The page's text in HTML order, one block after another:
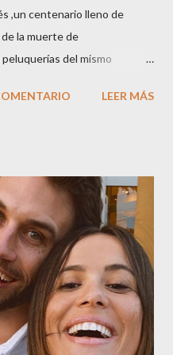
,un centenario lleno de
la muerte de
del mismo
hijas Carolina (CEO
días Carol Pagés nos
Actualida Rosa en RCE
todos los jueves de 17 a 18
Pagés La cita ,en el
reunió a figuras
autoridades y medios
bajo el lema “Cien
LEER MÁS